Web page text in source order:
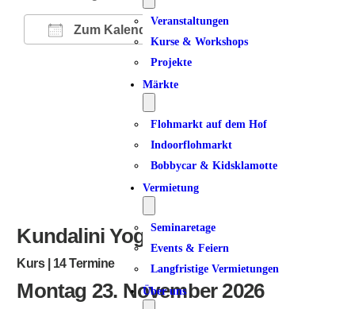
Veranstaltungen
Kurse & Workshops
Projekte
Märkte
Flohmarkt auf dem Hof
Indoorflohmarkt
Bobbycar & Kidsklamotte
Vermietung
Seminaretage
Events & Feiern
Langfristige Vermietungen
Über uns
Zum Kalender hinzufügen
ICS herunterladen
Google Kalender
iCalendarOffice 365
Kundalini Yoga I
Kurs | 14 Termine
Montag 23. November 2026